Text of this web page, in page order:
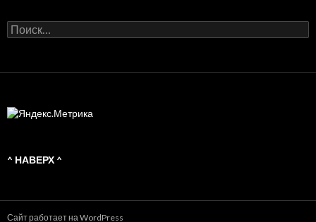
Н
а
^ НАВЕРХ ^
Сайт работает на WordPress